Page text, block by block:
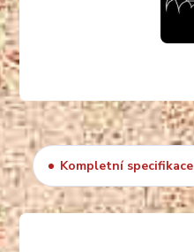
Kompletní specifikace